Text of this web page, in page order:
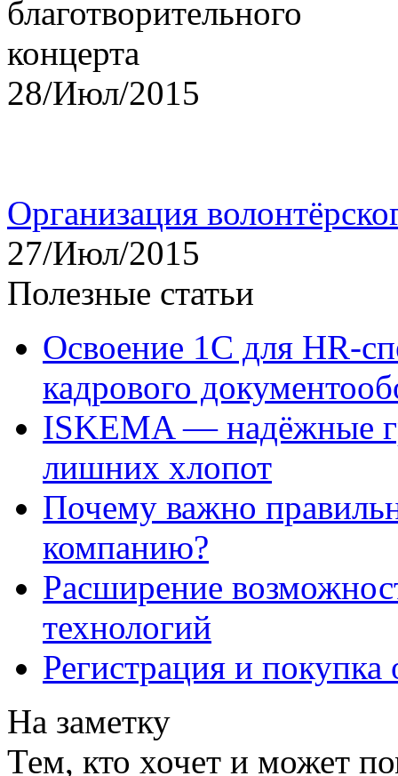
28/Июл/2015
Организация
27/Июл/2015
Полезные статьи
Освоение 1С для HR-
кадрового
ISKEMA — надёжные
лишних хлопот
Почему важно
компанию?
Расширение
технологий
Регистрация и
На заметку
Тем, кто хочет и может